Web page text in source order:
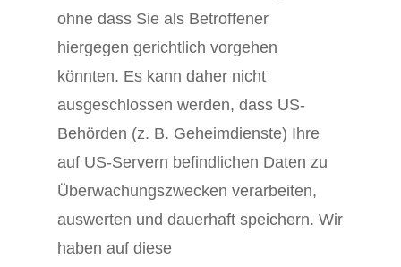
ohne dass Sie als Betroffener
hiergegen gerichtlich vorgehen
könnten. Es kann daher nicht
ausgeschlossen werden, dass US-
Behörden (z. B. Geheimdienste) Ihre
auf US-Servern befindlichen Daten zu
Überwachungszwecken verarbeiten,
auswerten und dauerhaft speichern. Wir
haben auf diese